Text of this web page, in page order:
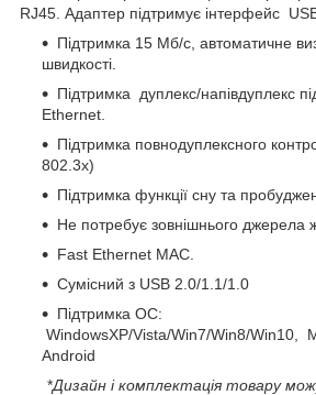
RJ45. Адаптер підтримує інтерфейс
Підтримка 15 Мб/с, автоматичне
швидкості.
Підтримка дуплекс/напівдуплекс
Ethernet.
Підтримка повнодуплексного
802.3x)
Підтримка функції сну та
Не потребує зовнішнього джерела
Fast Ethernet MAC.
Сумісний з USB 2.0/1.1/1.0
Підтримка ОС:
WindowsXP/Vista/Win7/Win8/Win10,
Android
*Дизайн і комплектація товару